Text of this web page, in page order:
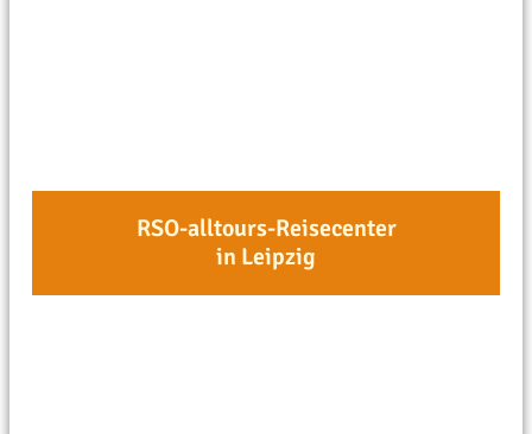
RSO-alltours-Reisecenter
in Leipzig